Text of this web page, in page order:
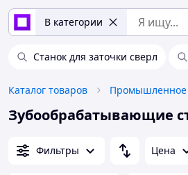
В категории
Станок для заточки сверл
Каталог товаров
Зубообрабатывающие
Фильтры Цена